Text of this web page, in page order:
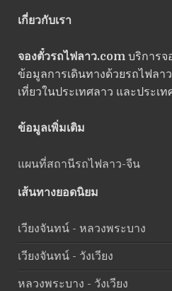
เกี่ยวกับเรา
จองตั๋วรถไฟลาว.com บริการจ
ข้อมูลการเดินทางด้วยรถไฟลา
เที่ยวในประเทศลาว และประเท
ข้อมูลเพิ่มเติม
แผนที่สถานีรถไฟลาว-จีน
เส้นทางยอดนิยม
เวียงจันทน์ - หลวงพระบาง
เวียงจันทน์ - วังเวียง
หลวงพระบาง - วังเวียง